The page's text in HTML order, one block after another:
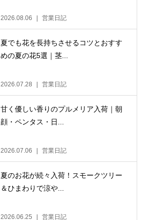
2026.08.06 営業日記
夏でも花を長持ちさせるコツとおすす
めの夏の花5選｜茎...
2026.07.28 営業日記
甘く優しい香りのプルメリア入荷｜朝
顔・ペンタス・日...
2026.07.06 営業日記
夏のお花が続々入荷！スモークツリー
＆ひまわりで涼や...
2026.06.25 営業日記